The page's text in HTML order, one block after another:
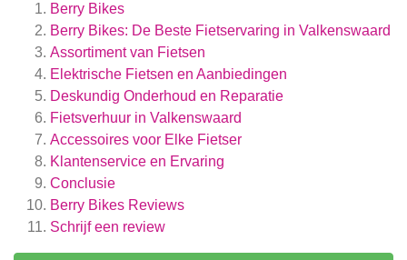
Berry Bikes
Berry Bikes: De Beste Fietservaring in Valkenswaard
Assortiment van Fietsen
Elektrische Fietsen en Aanbiedingen
Deskundig Onderhoud en Reparatie
Fietsverhuur in Valkenswaard
Accessoires voor Elke Fietser
Klantenservice en Ervaring
Conclusie
Berry Bikes Reviews
Schrijf een review